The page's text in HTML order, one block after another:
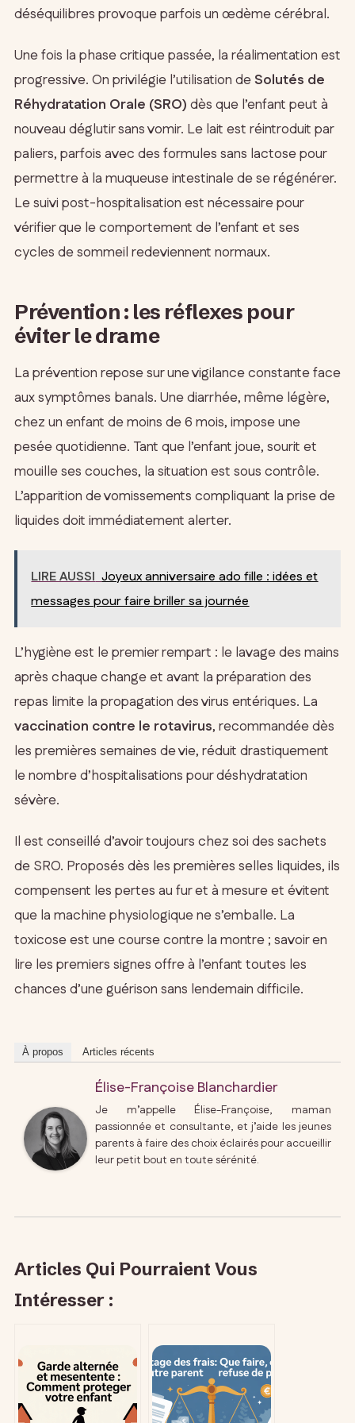
déséquilibres provoque parfois un œdème cérébral.
Une fois la phase critique passée, la réalimentation est
progressive. On privilégie l’utilisation deSolutés de
Réhydratation Orale (SRO) dès que l’enfant peut à
nouveau déglutir sans vomir. Le lait est réintroduit par
paliers, parfois avec des formules sans lactose pour
permettre à la muqueuse intestinale de se régénérer.
Le suivi post-hospitalisation est nécessaire pour
vérifier que le comportement de l’enfant et ses
cycles de sommeil redeviennent normaux.
Prévention : les réflexes pour
éviter le drame
La prévention repose sur une vigilance constante face
aux symptômes banals. Une diarrhée, même légère,
chez un enfant de moins de 6 mois, impose une
pesée quotidienne. Tant que l’enfant joue, sourit et
mouille ses couches, la situation est sous contrôle.
L’apparition de vomissements compliquant la prise de
liquides doit immédiatement alerter.
LIRE AUSSI Joyeux anniversaire ado fille : idées et
messages pour faire briller sa journée
L’hygiène est le premier rempart : le lavage des mains
après chaque change et avant la préparation des
repas limite la propagation des virus entériques. La
vaccination contre le rotavirus, recommandée dès
les premières semaines de vie, réduit drastiquement
le nombre d’hospitalisations pour déshydratation
sévère.
Il est conseillé d’avoir toujours chez soi des sachets
de SRO. Proposés dès les premières selles liquides, ils
compensent les pertes au fur et à mesure et évitent
que la machine physiologique ne s’emballe. La
toxicose est une course contre la montre ; savoir en
lire les premiers signes offre à l’enfant toutes les
chances d’une guérison sans lendemain difficile.
À propos Articles récents
Élise-Françoise Blanchardier
Je m’appelle Élise-Françoise, maman
passionnée et consultante, et j’aide les jeunes
parents à faire des choix éclairés pour accueillir
leur petit bout en toute sérénité.
Articles Qui Pourraient Vous
Intéresser :